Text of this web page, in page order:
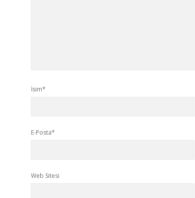
İsim*
E-Posta*
Web Sitesi